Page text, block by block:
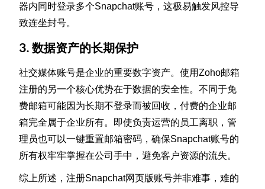
器内同时登录多个Snapchat账号，这极易触发风控导
致连坐封号。
3. 数据资产的长期保护
社交媒体账号是企业的重要数字资产。使用Zoho邮箱
注册的另一个核心优势在于数据的安全性。不同于免
费邮箱可能因为长期不登录而被回收，付费的企业邮
箱完全属于企业所有。即使负责运营的员工离职，管
理员也可以一键重置邮箱密码，确保Snapchat账号的
所有权牢牢掌握在公司手中，避免客户资源的流失。
综上所述，注册Snapchat网页版账号并非难事，难的